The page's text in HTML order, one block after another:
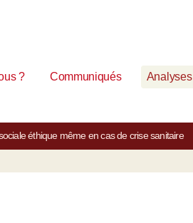
? Communiqués Analyses
éthique même en cas de crise sanitaire